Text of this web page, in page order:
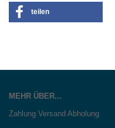
teilen
MEHR ÜBER...
Zahlung Versand Abholung